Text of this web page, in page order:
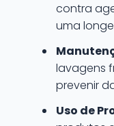
contra
uma
lavagens
prevenir
Uso de